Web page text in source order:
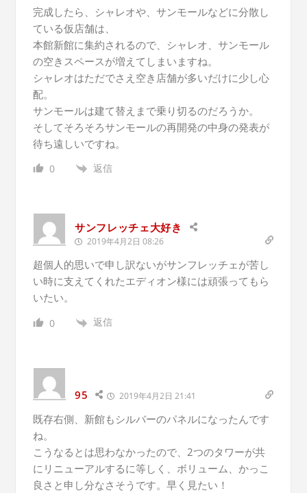
完成したら、シャレオや、サンモールなどに分散し
ている仮店舗は、
本館新館に集約されるので、シャレオ、サンモール
の空きスペースが増えてしまいますね。
シャレオはただでさえ空き店舗が多いだけに少し心
配。
サンモールは建て替えまで乗り切るのだろうか。
そしてそろそろサンモールの再開発の中身の発表が
待ち遠しいですね。
0 返信
サンフレッチェ大好き
2019年4月2日 08:26
超個人的思いで申し訳ないがサンフレッチェが苦し
い時に支えてくれたエディオン様には頑張ってもら
いたい。
0 返信
95 2019年4月2日 21:41
既存右側、新館もシルバーのパネルになったんです
ね。
こうなるとは思わなかったので、2つのタワーが共
にリニューアルするに等しく、ボリューム、かっこ
良さと申し分なさそうです。早く見たい！